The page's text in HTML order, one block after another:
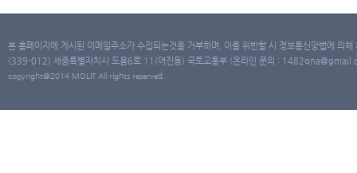
본 홈페이지에 게시된 이메일주소가 수집되는것을 거부하며, 이를 위반할 시 정보통신망법에 의
(339-012) 세종특별자치시 도움6로 11(어진동) 국토교통부 (온라인 문의 :
copyright@2014 MOLIT All rights reserved.